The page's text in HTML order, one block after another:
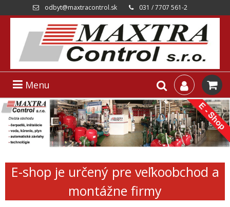
odbyt@maxtracontrol.sk 031 / 7707 561-2
Menu
E-shop je určený pre veľkoobchod a
montážne firmy